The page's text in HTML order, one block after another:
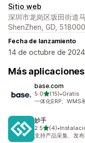
Sitio web
深圳市龙岗区坂田街道
ShenZhen, GD,
Fecha de lanzamiento
14 de octubre de 2024
Más
base.com
5.0de 5 estrellas
(15)
15 reseñas en total
•Gratis
一体化ERP、WMS
妙手
2.5de 5 estrellas
(4)
4 reseñas en total
•
支持产品采集、发